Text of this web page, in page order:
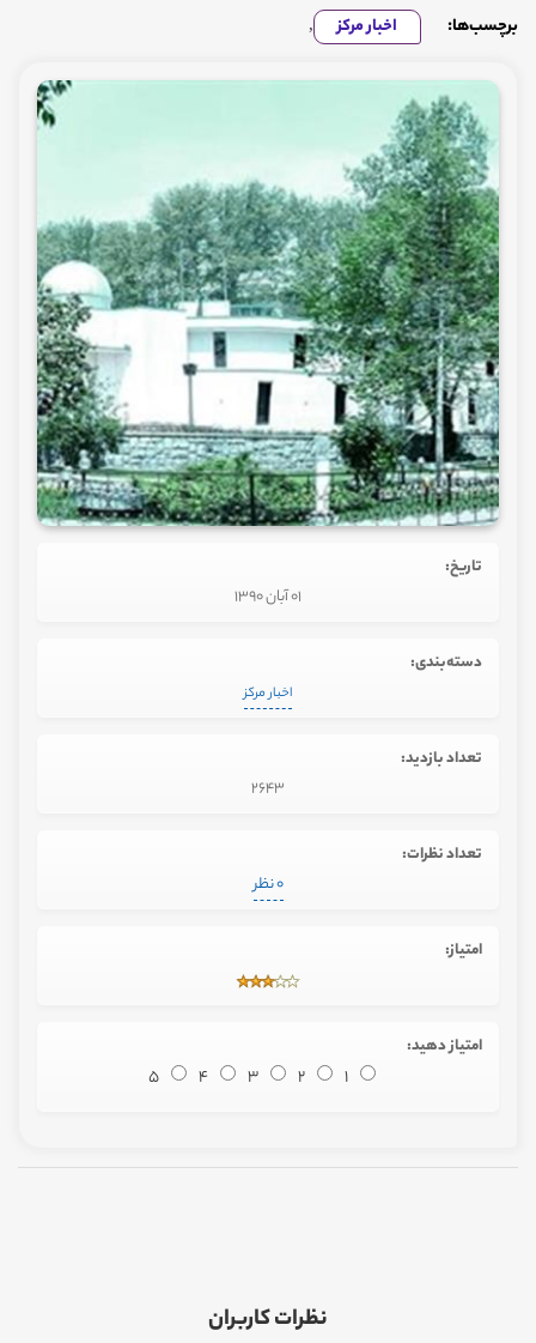
برچسب‌ها: اخبار مرکز ,
تاریخ:
01 آبان 1390
دسته‌بندی:
اخبار مرکز
تعداد بازدید:
2643
تعداد نظرات:
0 نظر
امتیاز:
امتیاز دهید:
1
2
3
4
5
نظرات کاربران